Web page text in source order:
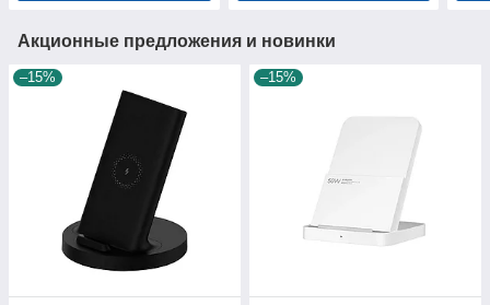
Акционные предложения и новинки
–15% –15%